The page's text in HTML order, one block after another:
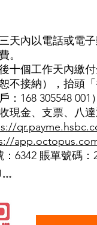
天內以電話或電
。
十個工作天內繳
不接納），抬頭「
168 305548 001）
現金、支票、八
6342 賬單號碼：